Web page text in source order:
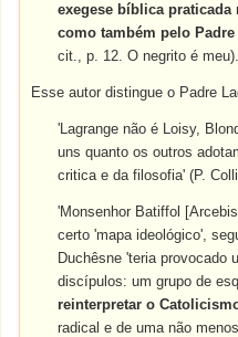
exegese bíblica praticada
como também pelo
cit., p. 12. O negrito é meu).
Esse autor distingue o Padre
'Lagrange não é Loisy,
uns quanto os outros
critica e da filosofia' (P.
'Monsenhor Batiffol
certo 'mapa ideológico',
Duchêsne 'teria provocado
discípulos: um grupo de
reinterpretar o
radical e de uma não